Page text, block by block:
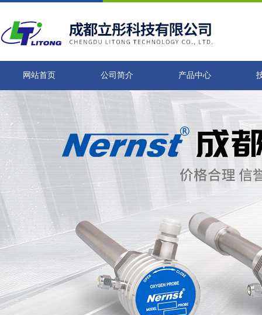
网站首页 公司简介 产品中心